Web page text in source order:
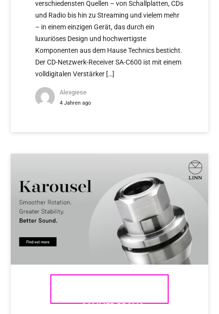
verschiedensten Quellen – von Schallplatten, CDs
und Radio bis hin zu Streaming und vielem mehr
– in einem einzigen Gerät, das durch ein
luxuriöses Design und hochwertigste
Komponenten aus dem Hause Technics besticht.
Der CD-Netzwerk-Receiver SA-C600 ist mit einem
volldigitalen Verstärker […]
Alexgiese
4 Jahren ago
– SOMMER PROMO